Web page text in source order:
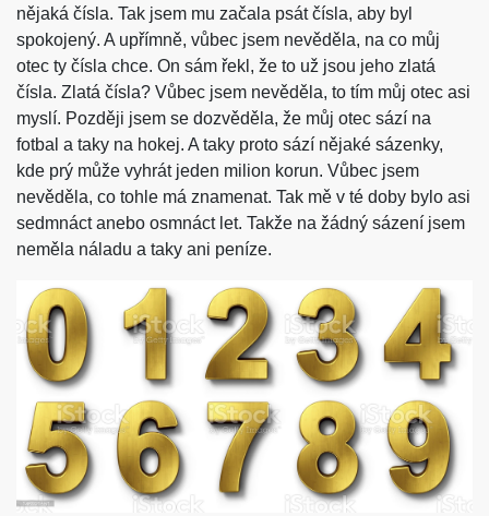
nějaká čísla. Tak jsem mu začala psát čísla, aby byl
spokojený. A upřímně, vůbec jsem nevěděla, na co můj
otec ty čísla chce. On sám řekl, že to už jsou jeho zlatá
čísla. Zlatá čísla? Vůbec jsem nevěděla, to tím můj otec asi
myslí. Později jsem se dozvěděla, že můj otec sází na
fotbal a taky na hokej. A taky proto sází nějaké sázenky,
kde prý může vyhrát jeden milion korun. Vůbec jsem
nevěděla, co tohle má znamenat. Tak mě v té doby bylo asi
sedmnáct anebo osmnáct let. Takže na žádný sázení jsem
neměla náladu a taky ani peníze.